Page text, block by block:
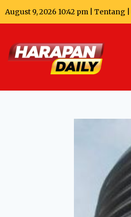
August 9, 2026 10:42 pm | Tentang